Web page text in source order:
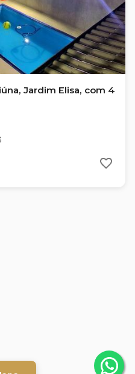
Jardim Elisa, com 4